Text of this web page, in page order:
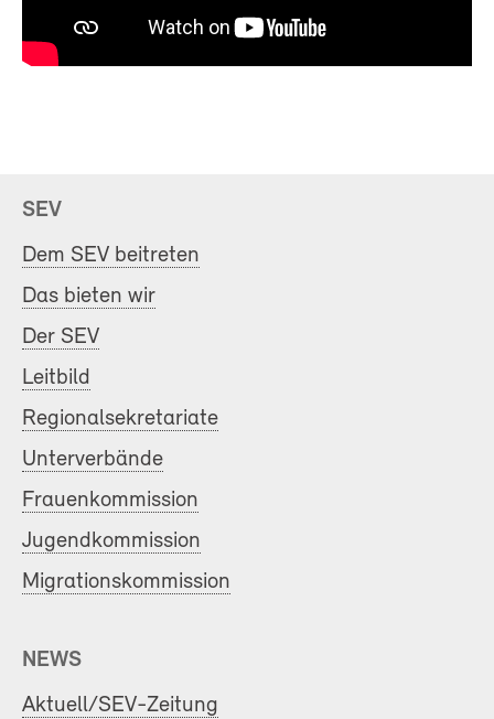
SEV
Dem SEV beitreten
Das bieten wir
Der SEV
Leitbild
Regionalsekretariate
Unterverbände
Frauenkommission
Jugendkommission
Migrationskommission
NEWS
Aktuell/SEV-Zeitung